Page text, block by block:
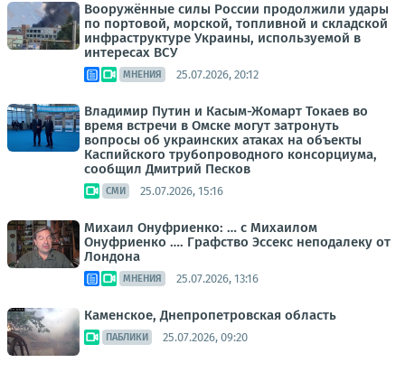
Вооружённые силы России продолжили удары
по портовой, морской, топливной и складской
инфраструктуре Украины, используемой в
интересах ВСУ
МНЕНИЯ 25.07.2026, 20:12
Владимир Путин и Касым-Жомарт Токаев во
время встречи в Омске могут затронуть
вопросы об украинских атаках на объекты
Каспийского трубопроводного консорциума,
сообщил Дмитрий Песков
СМИ 25.07.2026, 15:16
Михаил Онуфриенко: … с Михаилом
Онуфриенко …. Графство Эссекс неподалеку от
Лондона
МНЕНИЯ 25.07.2026, 13:16
Каменское, Днепропетровская область
ПАБЛИКИ 25.07.2026, 09:20